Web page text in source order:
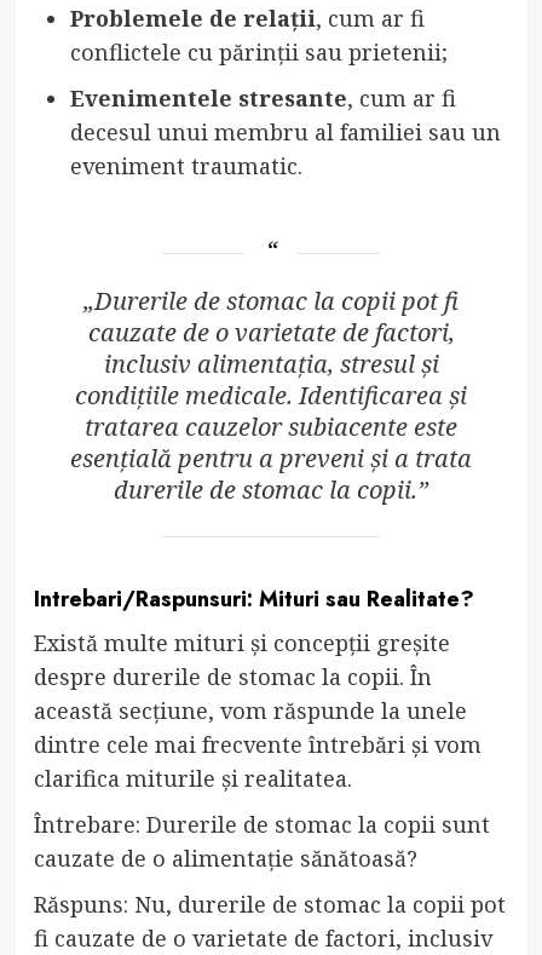
Problemele de relații, cum ar fi
conflictele cu părinții sau prietenii;
Evenimentele stresante, cum ar fi
decesul unui membru al familiei sau un
eveniment traumatic.
„Durerile de stomac la copii pot fi
cauzate de o varietate de factori,
inclusiv alimentația, stresul și
condițiile medicale. Identificarea și
tratarea cauzelor subiacente este
esențială pentru a preveni și a trata
durerile de stomac la copii.”
Intrebari/Raspunsuri: Mituri sau Realitate?
Există multe mituri și concepții greșite
despre durerile de stomac la copii. În
această secțiune, vom răspunde la unele
dintre cele mai frecvente întrebări și vom
clarifica miturile și realitatea.
Întrebare: Durerile de stomac la copii sunt
cauzate de o alimentație sănătoasă?
Răspuns: Nu, durerile de stomac la copii pot
fi cauzate de o varietate de factori, inclusiv